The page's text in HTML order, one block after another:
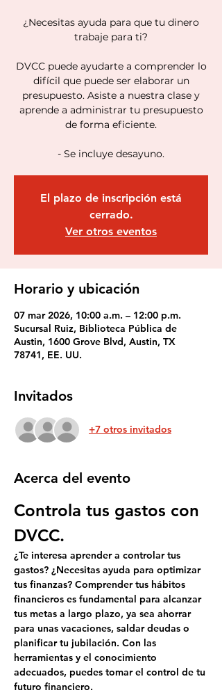
¿Necesitas ayuda para que tu dinero
trabaje para ti?
DVCC puede ayudarte a comprender lo
difícil que puede ser elaborar un
presupuesto. Asiste a nuestra clase y
aprende a administrar tu presupuesto
de forma eficiente.
- Se incluye desayuno.
El plazo de inscripción está
cerrado.
Ver otros eventos
Horario y ubicación
07 mar 2026, 10:00 a.m. – 12:00 p.m.
Sucursal Ruiz, Biblioteca Pública de
Austin, 1600 Grove Blvd, Austin, TX
78741, EE. UU.
Invitados
+7 otros invitados
Acerca del evento
Controla tus gastos con
DVCC.
¿Te interesa aprender a controlar tus
gastos? ¿Necesitas ayuda para optimizar
tus finanzas? Comprender tus hábitos
financieros es fundamental para alcanzar
tus metas a largo plazo, ya sea ahorrar
para unas vacaciones, saldar deudas o
planificar tu jubilación. Con las
herramientas y el conocimiento
adecuados, puedes tomar el control de tu
futuro financiero.